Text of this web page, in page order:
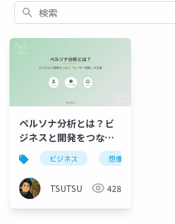
検索
ペルソナ分析とは？ビ
ジネスと開発をつなぐ
「ユーザー理解」の王
道
ビジネス 想像力
TSUTSU 428